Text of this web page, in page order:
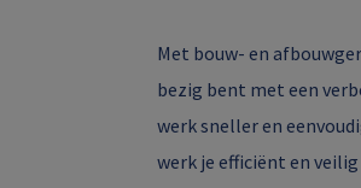
Met bouw- en
bezig bent met een
werk sneller en
werk je efficiënt en